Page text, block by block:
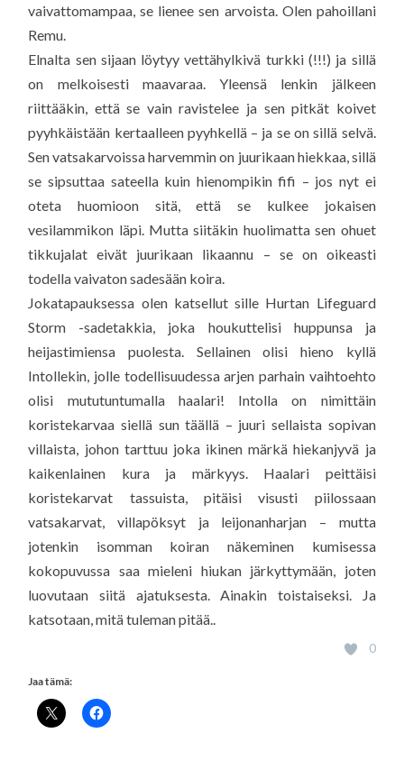
vaivattomampaa, se lienee sen arvoista. Olen pahoillani
Remu.
Elnalta sen sijaan löytyy vettähylkivä turkki (!!!) ja sillä
on melkoisesti maavaraa. Yleensä lenkin jälkeen
riittääkin, että se vain ravistelee ja sen pitkät koivet
pyyhkäistään kertaalleen pyyhkellä – ja se on sillä selvä.
Sen vatsakarvoissa harvemmin on juurikaan hiekkaa, sillä
se sipsuttaa sateella kuin hienompikin fifi – jos nyt ei
oteta huomioon sitä, että se kulkee jokaisen
vesilammikon läpi. Mutta siitäkin huolimatta sen ohuet
tikkujalat eivät juurikaan likaannu – se on oikeasti
todella vaivaton sadesään koira.
Jokatapauksessa olen katsellut sille Hurtan Lifeguard
Storm -sadetakkia, joka houkuttelisi huppunsa ja
heijastimiensa puolesta. Sellainen olisi hieno kyllä
Intollekin, jolle todellisuudessa arjen parhain vaihtoehto
olisi mututuntumalla haalari! Intolla on nimittäin
koristekarvaa siellä sun täällä – juuri sellaista sopivan
villaista, johon tarttuu joka ikinen märkä hiekanjyvä ja
kaikenlainen kura ja märkyys. Haalari peittäisi
koristekarvat tassuista, pitäisi visusti piilossaan
vatsakarvat, villapöksyt ja leijonanharjan – mutta
jotenkin isomman koiran näkeminen kumisessa
kokopuvussa saa mieleni hiukan järkyttymään, joten
luovutaan siitä ajatuksesta. Ainakin toistaiseksi. Ja
katsotaan, mitä tuleman pitää..
0
Jaa tämä: